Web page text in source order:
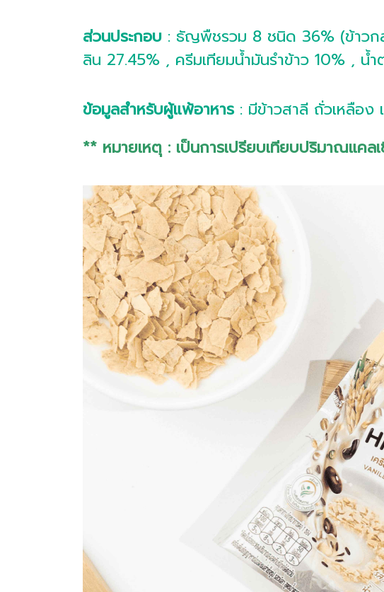
ส่วนประกอบ : ธัญพืชรวม 8 ชนิด 36% (ข้าวก
ลิน 27.45% , ครีมเทียมน้ำมันรำข้าว 10% ,
ข้อมูลสำหรับผู้แพ้อาหาร: มีข้าวสาลี ถั่วเหลือง
** หมายเหตุ : เป็นการเปรียบเทียบปริมาณแค